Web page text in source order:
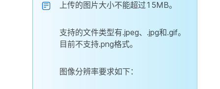
上传的图片大小不能超过15MB。
支持的文件类型有.jpeg、.jpg和.gif。
目前不支持.png格式。
图像分辨率要求如下：